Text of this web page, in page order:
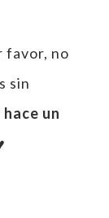
favor, no
sin
un